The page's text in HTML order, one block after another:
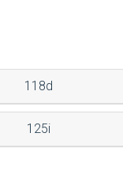
118d
125i